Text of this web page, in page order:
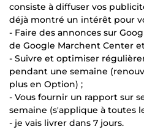
consiste à diffuser vos
déjà montré un intérêt pour
- Faire des annonces sur
de Google Marchent Center
- Suivre et optimiser
pendant une semaine
plus en Option) ;
- Vous fournir un rapport sur
semaine (s'applique à toutes
- je vais livrer dans 7 jours.